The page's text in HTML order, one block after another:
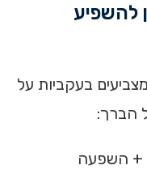
להשפיע
בעקביות על
+ השפעה